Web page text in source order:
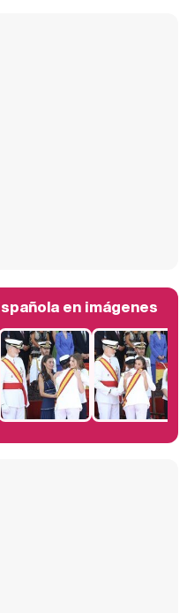
Belén Esteban: "Estoy emocionada, muy contenta y muy feliz por llegar a RTVE"
Manu Baqueiro: "Tuve como referente a Bruce Willis en 'Luz de Luna' para mi trabajo en la serie 'Perdiendo el juicio'"
en imágenes